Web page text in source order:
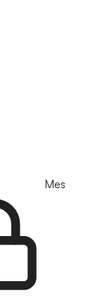
Mes